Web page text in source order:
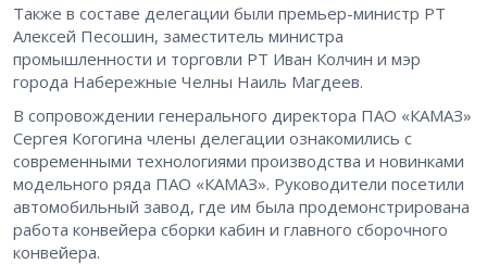
Также в составе делегации были премьер-министр РТ
Алексей Песошин, заместитель министра
промышленности и торговли РТ Иван Колчин и мэр
города Набережные Челны Наиль Магдеев.
В сопровождении генерального директора ПАО «КАМАЗ»
Сергея Когогина члены делегации ознакомились с
современными технологиями производства и новинками
модельного ряда ПАО «КАМАЗ». Руководители посетили
автомобильный завод, где им была продемонстрирована
работа конвейера сборки кабин и главного сборочного
конвейера.